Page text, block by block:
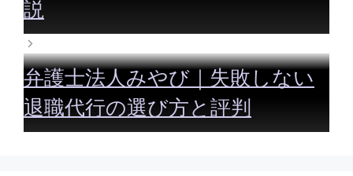
説
弁護士法人みやび｜失敗しない
退職代行の選び方と評判